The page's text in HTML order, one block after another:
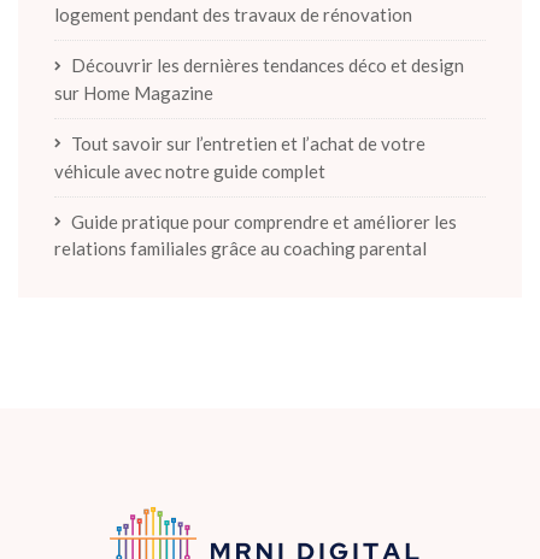
logement pendant des travaux de rénovation
Découvrir les dernières tendances déco et design
sur Home Magazine
Tout savoir sur l’entretien et l’achat de votre
véhicule avec notre guide complet
Guide pratique pour comprendre et améliorer les
relations familiales grâce au coaching parental